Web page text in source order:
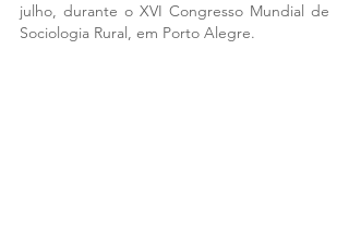
julho, durante o XVI Congresso Mundial de
Sociologia Rural, em Porto Alegre.